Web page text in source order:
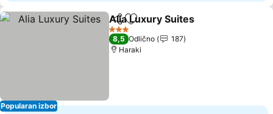
Popularan izbor
Deli Dodati u favorite
Alia Luxury Suites
3 Zvezdice
8,5 Odlično
187
Haraki